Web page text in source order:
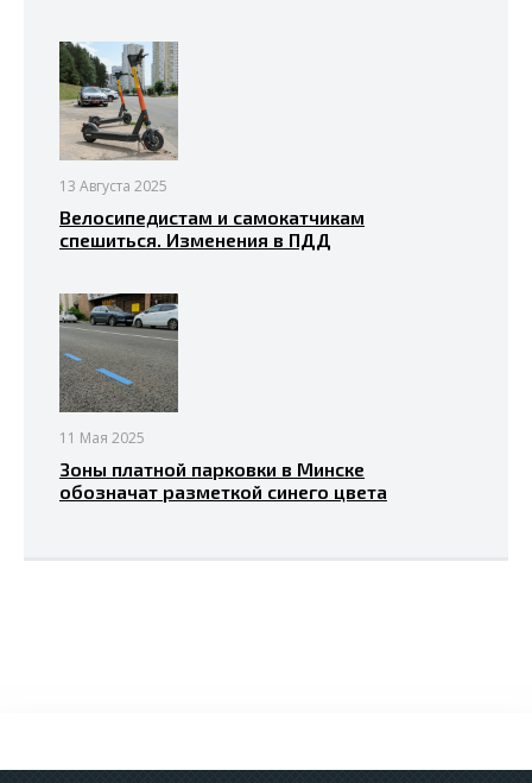
13 Августа 2025
Велосипедистам и самокатчикам
спешиться. Изменения в ПДД
11 Мая 2025
Зоны платной парковки в Минске
обозначат разметкой синего цвета